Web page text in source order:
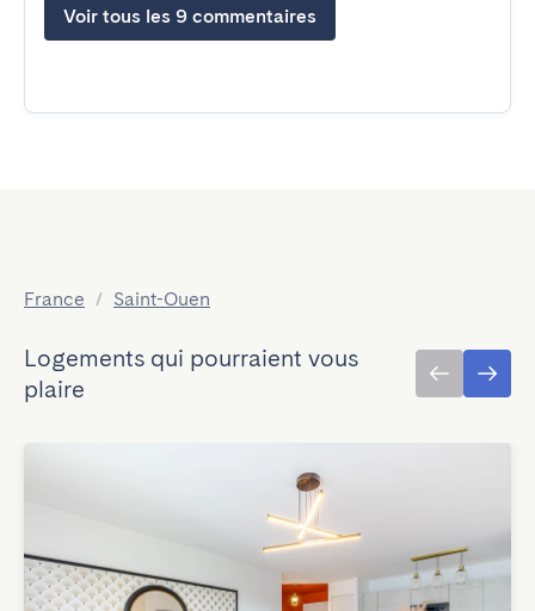
Voir tous les 9 commentaires
France / Saint-Ouen
Logements qui pourraient vous
plaire